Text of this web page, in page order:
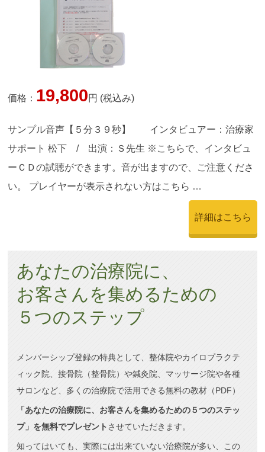
価格： 19,800円 (税込み)
サンプル音声【５分３９秒】 インタビュアー：治療家
サポート 松下 / 出演：Ｓ先生 ※こちらで、インタビュ
ーＣＤの試聴ができます。音が出ますので、ご注意くださ
い。 プレイヤーが表示されない方はこちら …
詳細はこちら
あなたの治療院に、
お客さんを集めるための
５つのステップ
メンバーシップ登録の特典として、整体院やカイロプラクテ
ィック院、接骨院（整骨院）や鍼灸院、マッサージ院や各種
サロンなど、多くの治療院で活用できる無料の教材（PDF）
「あなたの治療院に、お客さんを集めるための５つのステッ
プ」を無料でプレゼント させていただきます。
知ってはいても、実際には出来ていない治療院が多い、この